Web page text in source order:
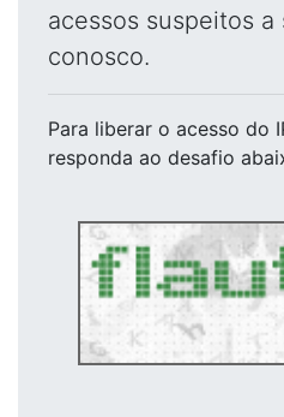
acessos suspeitos
conosco.
Para liberar o acesso do
responda ao desafio